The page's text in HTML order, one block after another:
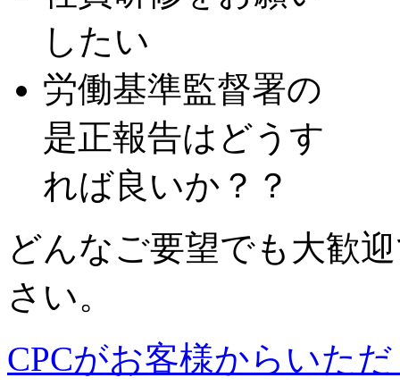
したい
労働基準監督署の
是正報告はどうす
れば良いか？？
どんなご要望でも大歓
さい。
CPCがお客様からいた